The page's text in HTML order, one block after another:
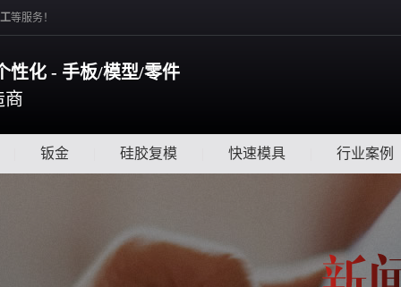
等服务！
性化 - 手板/模型/零件
商
钣金 硅胶复模 快速模具 行业案例